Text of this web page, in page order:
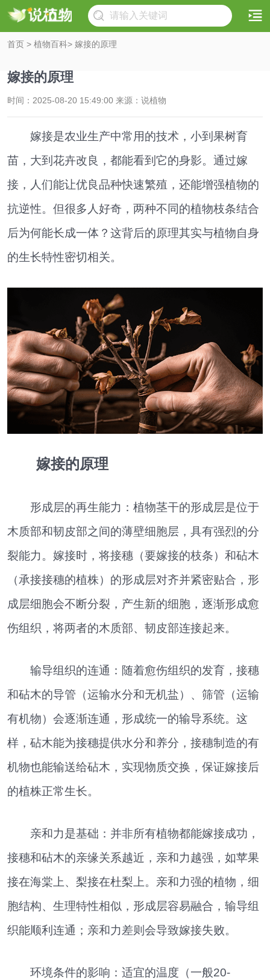
首页 > 植物百科> 嫁接的原理
嫁接的原理
时间：2025-08-20 15:49:00 来源：说植物
嫁接是农业生产中常用的技术，小到果树育
苗，大到花卉改良，都能看到它的身影。通过嫁
接，人们能让优良品种快速繁殖，还能增强植物的
抗逆性。但很多人好奇，两种不同的植物枝条结合
后为何能长成一体？这背后的原理其实与植物自身
的生长特性密切相关。
嫁接的原理
形成层的再生能力：植物茎干的形成层是位于
木质部和韧皮部之间的薄壁细胞层，具有强烈的分
裂能力。嫁接时，将接穗（要嫁接的枝条）和砧木
（承接接穗的植株）的形成层对齐并紧密贴合，形
成层细胞会不断分裂，产生新的细胞，逐渐形成愈
伤组织，将两者的木质部、韧皮部连接起来。
输导组织的连通：随着愈伤组织的发育，接穗
和砧木的导管（运输水分和无机盐）、筛管（运输
有机物）会逐渐连通，形成统一的输导系统。这
样，砧木能为接穗提供水分和养分，接穗制造的有
机物也能输送给砧木，实现物质交换，保证嫁接后
的植株正常生长。
亲和力是基础：并非所有植物都能嫁接成功，
接穗和砧木的亲缘关系越近，亲和力越强，如苹果
接在海棠上、梨接在杜梨上。亲和力强的植物，细
胞结构、生理特性相似，形成层容易融合，输导组
织能顺利连通；亲和力差则会导致嫁接失败。
环境条件的影响：适宜的温度（一般20-